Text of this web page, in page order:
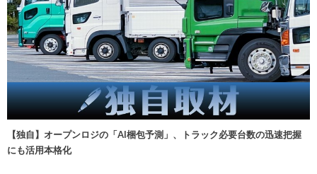
【独自】オープンロジの「AI梱包予測」、トラック必要台数の迅速把握
にも活用本格化